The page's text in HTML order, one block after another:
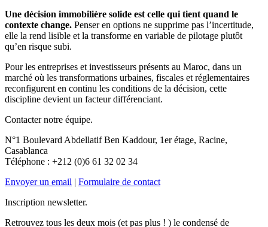
Une décision immobilière solide est celle qui tient quand le
contexte change. Penser en options ne supprime pas l’incertitude,
elle la rend lisible et la transforme en variable de pilotage plutôt
qu’en risque subi.
Pour les entreprises et investisseurs présents au Maroc, dans un
marché où les transformations urbaines, fiscales et réglementaires
reconfigurent en continu les conditions de la décision, cette
discipline devient un facteur différenciant.
Contacter notre équipe.
N°1 Boulevard Abdellatif Ben Kaddour, 1er étage, Racine,
Casablanca
Téléphone : +212 (0)6 61 32 02 34
Envoyer un email | Formulaire de contact
Inscription newsletter.
Retrouvez tous les deux mois (et pas plus ! ) le condensé de